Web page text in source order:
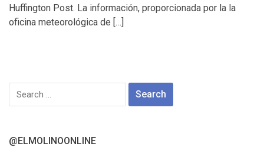
Huffington Post. La información, proporcionada por la la
oficina meteorológica de […]
Search
for:
@ELMOLINOONLINE